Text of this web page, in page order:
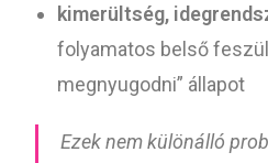
kimerültség,
folyamatos belső
megnyugodni” állapot
Ezek nem különálló